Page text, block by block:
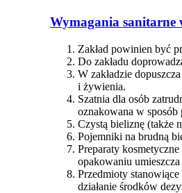
Wymagania sanitarne
Zakład powinien być
Do zakładu
W zakładzie
i żywienia.
Szatnia dla osób
oznakowana w
Czystą bieliznę (także
Pojemniki na brudną
Preparaty
opakowaniu
Przedmioty
działanie środków